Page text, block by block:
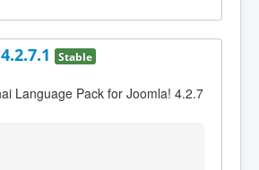
Stable
Language Pack for Joomla! 4.2.7